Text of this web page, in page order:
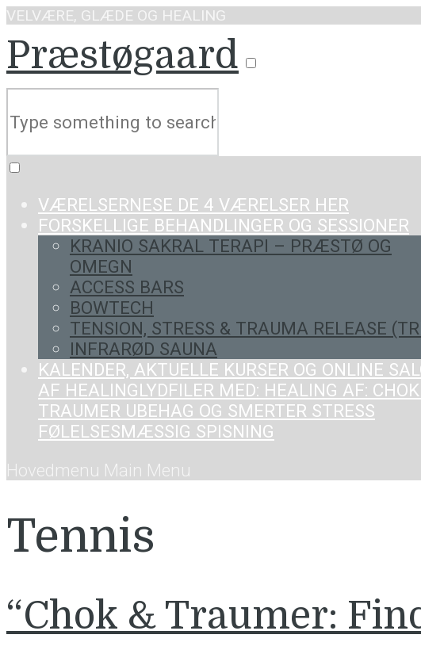
VELVÆRE, GLÆDE OG HEALING
Præstøgaard
VÆRELSERNESE DE 4 VÆRELSER HER
FORSKELLIGE BEHANDLINGER OG SESSIONER
KRANIO SAKRAL TERAPI – PRÆSTØ OG
OMEGN
ACCESS BARS
BOWTECH
TENSION, STRESS & TRAUMA RELEASE
INFRARØD SAUNA
KALENDER, AKTUELLE KURSER OG ONLINE
AF HEALINGLYDFILER MED: HEALING AF: CHOK
TRAUMER UBEHAG OG SMERTER STRESS
FØLELSESMÆSSIG SPISNING
Hovedmenu Main Menu
Tennis
“Chok & Traumer: